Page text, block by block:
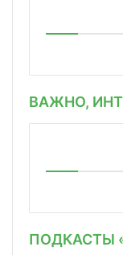
ВАЖНО,
ПОДКАСТЫ